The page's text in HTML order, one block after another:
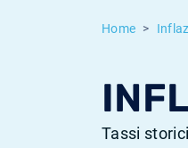
Home
Tassi
Inflazione Svizzera
Tassi di inflazione storici